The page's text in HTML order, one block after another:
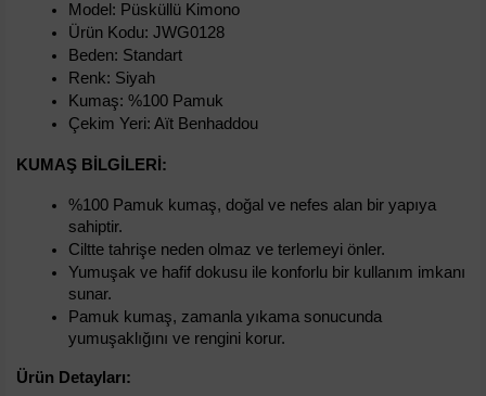
Model: Püsküllü Kimono
Ürün Kodu: JWG0128
Beden: Standart
Renk: Siyah
Kumaş: %100 Pamuk
Çekim Yeri: Aït Benhaddou
KUMAŞ BILGILERI:
%100 Pamuk kumaş, doğal ve nefes alan bir yapıya
sahiptir.
Ciltte tahrişe neden olmaz ve terlemeyi önler.
Yumuşak ve hafif dokusu ile konforlu bir kullanım imkanı
sunar.
Pamuk kumaş, zamanla yıkama sonucunda
yumuşaklığını ve rengini korur.
Ürün Detayları: